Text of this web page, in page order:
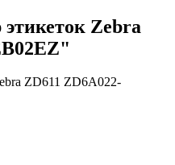
Zebra
ZD611 ZD6A022-